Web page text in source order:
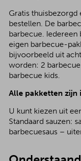
Gratis
bestellen. De
barbecue. Iedereen
eigen barbecue-
bijvoorbeeld uit
worden: 2
barbecue kids.
Alle pakketten zijn
U kunt kiezen uit
Standaard sauzen:
barbecuesaus –